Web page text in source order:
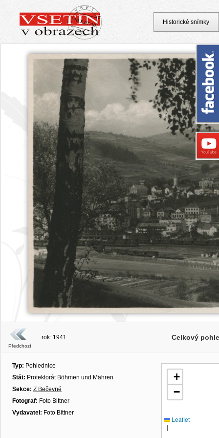
Předchozí
rok: 1941 Celkový
Typ: Pohlednice
Stát: Protektorát Böhmen und Mähren
Sekce: Z Bečevné
Fotograf: Foto Bittner
Vydavatel: Foto Bittner
+
−
Leaflet
|
Historické snímky